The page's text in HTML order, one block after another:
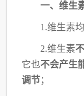
一、维生
1.维生素
2.维生素
它也不会产生
调节；